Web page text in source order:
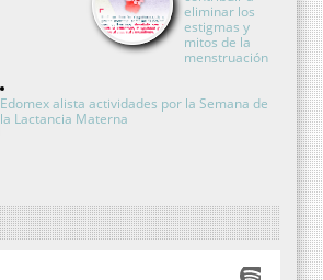
eliminar los
estigmas y
mitos de la
menstruación
Edomex alista actividades por la Semana de
la Lactancia Materna